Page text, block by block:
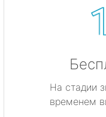
На стадии
временем